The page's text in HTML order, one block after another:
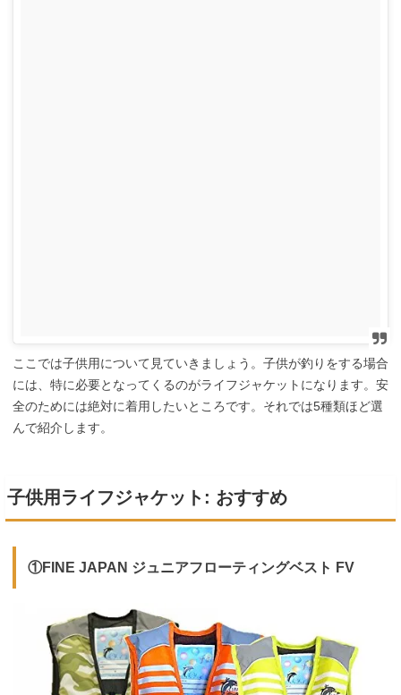
ここでは子供用について見ていきましょう。子供が釣りをする場合
には、特に必要となってくるのがライフジャケットになります。安
全のためには絶対に着用したいところです。それでは5種類ほど選
んで紹介します。
子供用ライフジャケット: おすすめ
①FINE JAPAN ジュニアフローティングベスト FV